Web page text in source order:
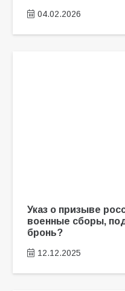
04.02.2026
Указ о призыве
военные сборы,
бронь?
12.12.2025